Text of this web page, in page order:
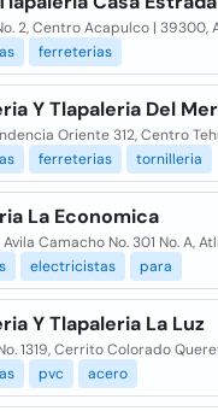
2, Centro Acapulco | 39300,
ferreterias
Y Tlapaleria Del
Oriente 312, Centro
ferreterias tornilleria
La Economica
Camacho No. 301 No. A,
electricistas para
Y Tlapaleria La Luz
1319, Cerrito Colorado
pvc acero